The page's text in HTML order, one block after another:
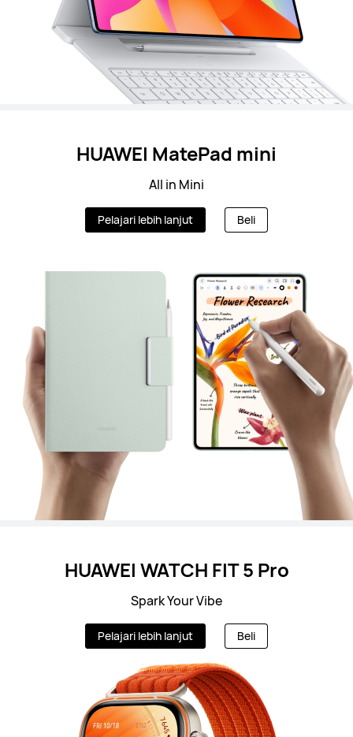
HUAWEI MatePad mini
All in Mini
Pelajari lebih lanjut Beli
HUAWEI WATCH FIT 5 Pro
Spark Your Vibe
Pelajari lebih lanjut Beli